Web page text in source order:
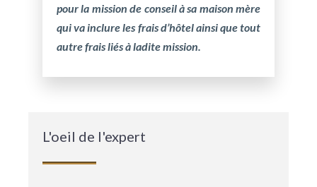
pour la mission de conseil à sa maison mère
qui va inclure les frais d’hôtel ainsi que tout
autre frais liés à ladite mission.
L'oeil de l'expert